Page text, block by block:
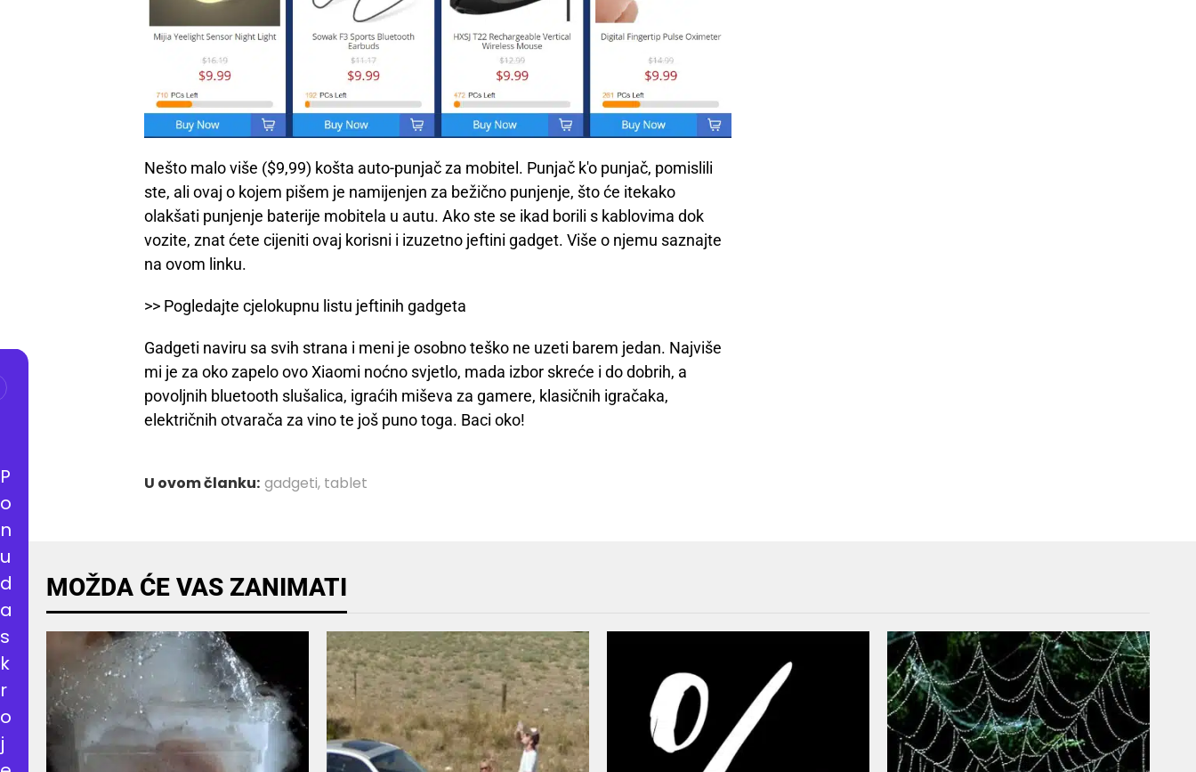
Nešto malo više ($9,99) košta auto-punjač za mobitel. Punjač k'o punjač, pomislili
ste, ali ovaj o kojem pišem je namijenjen za bežično punjenje, što će itekako
olakšati punjenje baterije mobitela u autu. Ako ste se ikad borili s kablovima dok
vozite, znat ćete cijeniti ovaj korisni i izuzetno jeftini gadget. Više o njemu saznajte
na ovom linku.
>> Pogledajte cjelokupnu listu jeftinih gadgeta
Gadgeti naviru sa svih strana i meni je osobno teško ne uzeti barem jedan. Najviše
mi je za oko zapelo ovo Xiaomi noćno svjetlo, mada izbor skreće i do dobrih, a
povoljnih bluetooth slušalica, igraćih miševa za gamere, klasičnih igračaka,
električnih otvarača za vino te još puno toga. Baci oko!
U ovom članku: gadgeti, tablet
MOŽDA ĆE VAS ZANIMATI
P
o
n
u
d
a
s
k
r
o
j